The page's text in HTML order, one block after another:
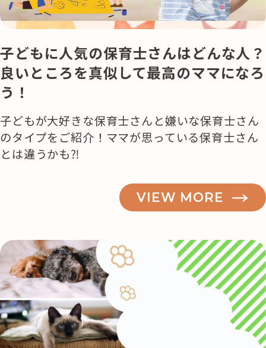
子どもに人気の保育士さんはどんな人？
良いところを真似して最高のママになろ
う！
子どもが大好きな保育士さんと嫌いな保育士さん
のタイプをご紹介！ママが思っている保育士さん
とは違うかも⁈
VIEW MORE